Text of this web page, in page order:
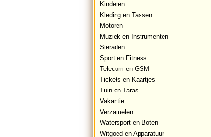
Kinderen
Kleding en Tassen
Motoren
Muziek en Instrumenten
Sieraden
Sport en Fitness
Telecom en GSM
Tickets en Kaartjes
Tuin en Taras
Vakantie
Verzamelen
Watersport en Boten
Witgoed en Apparatuur